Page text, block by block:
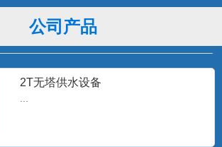
公司产品
2T无塔供水设备